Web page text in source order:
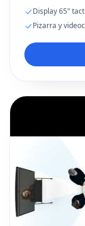
Display 65"
Pizarra y